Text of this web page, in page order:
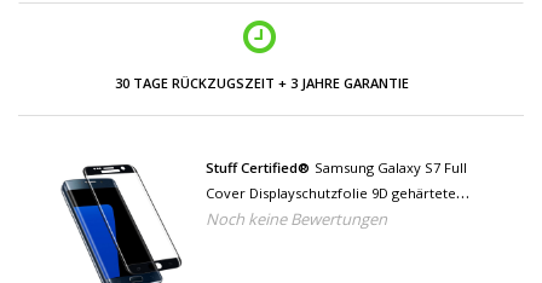
30 TAGE RÜCKZUGSZEIT + 3 JAHRE GARANTIE
Stuff Certified® Samsung Galaxy S7 Full
Cover Displayschutzfolie 9D gehärtete
Glasfolie gehärtete Glasbrille
Noch keine Bewertungen